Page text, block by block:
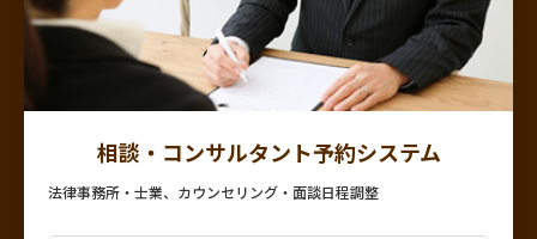
相談・コンサルタント予約システム
法律事務所・士業、カウンセリング・面談日程調整